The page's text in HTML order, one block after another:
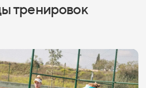
тренировок